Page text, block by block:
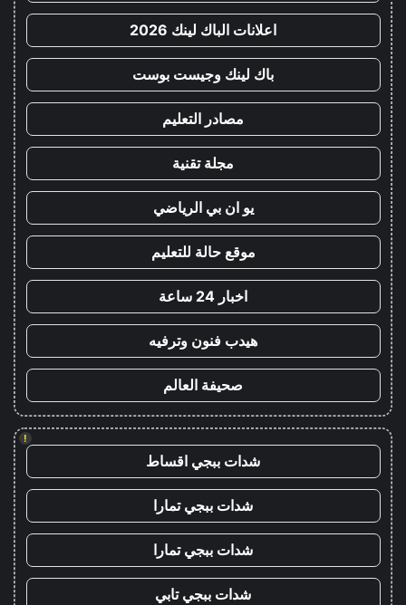
اعلانات الباك لينك 2026
باك لينك وجيست بوست
مصادر التعليم
مجلة تقنية
يو ان بي الرياضي
موقع حالة للتعليم
اخبار 24 ساعة
هيدب فنون وترفيه
صحيفة العالم
!
شدات ببجي اقساط
شدات ببجي تمارا
شدات ببجي تمارا
شدات ببجي تابي